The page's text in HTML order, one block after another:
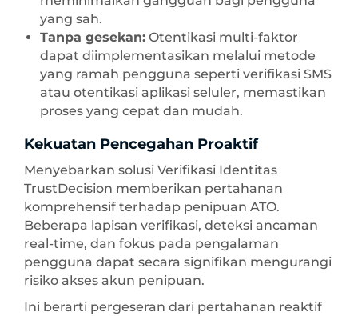
yang sah.
Tanpa gesekan: Otentikasi multi-faktor
dapat diimplementasikan melalui metode
yang ramah pengguna seperti verifikasi SMS
atau otentikasi aplikasi seluler, memastikan
proses yang cepat dan mudah.
Kekuatan Pencegahan Proaktif
Menyebarkan solusi Verifikasi Identitas
TrustDecision memberikan pertahanan
komprehensif terhadap penipuan ATO.
Beberapa lapisan verifikasi, deteksi ancaman
real-time, dan fokus pada pengalaman
pengguna dapat secara signifikan mengurangi
risiko akses akun penipuan.
Ini berarti pergeseran dari pertahanan reaktif